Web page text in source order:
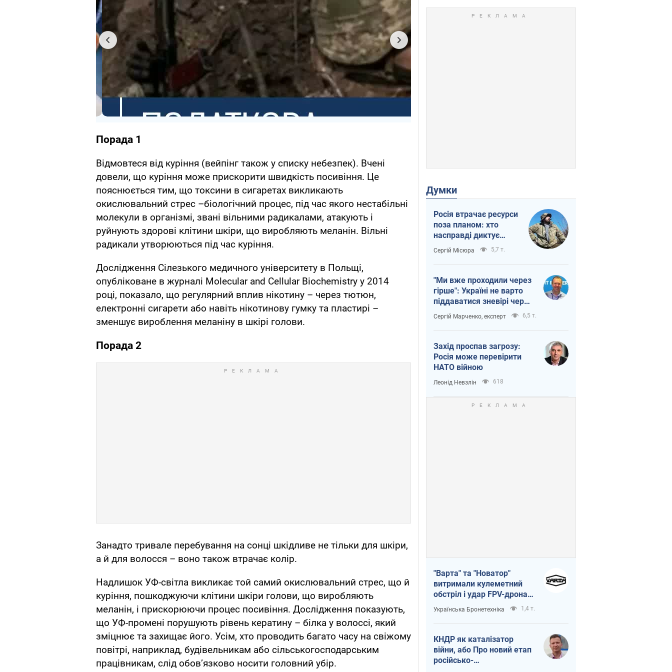
Порада 1
Відмовтеся від куріння (вейпінг також у списку небезпек). Вчені
довели, що куріння може прискорити швидкість посивіння. Це
пояснюється тим, що токсини в сигаретах викликають
окислювальний стрес –біологічний процес, під час якого нестабільні
молекули в організмі, звані вільними радикалами, атакують і
руйнують здорові клітини шкіри, що виробляють меланін. Вільні
радикали утворюються під час куріння.
Дослідження Сілезького медичного університету в Польщі,
опубліковане в журналі Molecular and Cellular Biochemistry у 2014
році, показало, що регулярний вплив нікотину – через тютюн,
електронні сигарети або навіть нікотинову гумку та пластирі –
зменшує вироблення меланіну в шкірі голови.
Порада 2
Занадто тривале перебування на сонці шкідливе не тільки для шкіри,
а й для волосся – воно також втрачає колір.
Надлишок УФ-світла викликає той самий окислювальний стрес, що й
куріння, пошкоджуючи клітини шкіри голови, що виробляють
меланін, і прискорюючи процес посивіння. Дослідження показують,
що УФ-промені порушують рівень кератину – білка у волоссі, який
зміцнює та захищає його. Усім, хто проводить багато часу на свіжому
повітрі, наприклад, будівельникам або сільськогосподарським
працівникам, слід обов’язково носити головний убір.
Думки
Росія втрачає ресурси
поза планом: хто
насправді диктує
темп війни
Сергій Місюра 5,7 т.
"Ми вже проходили через
гірше": Україні не варто
піддаватися зневірі через
ракетний терор
Сергій Марченко, експерт 6,5 т.
Захід проспав загрозу:
Росія може перевірити
НАТО війною
Леонід Невзлін 618
"Варта" та "Новатор"
витримали кулеметний
обстріл і удар FPV-дрона,
врятувавши життя
офіцеру ЗСУ
Українська Бронетехніка 1,4 т.
КНДР як каталізатор
війни, або Про новий етап
російсько-